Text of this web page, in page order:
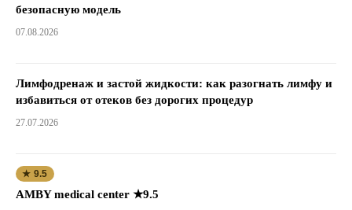
безопасную модель
07.08.2026
Лимфодренаж и застой жидкости: как разогнать лимфу и
избавиться от отеков без дорогих процедур
27.07.2026
★ 9.5
AMBY medical center ★9.5